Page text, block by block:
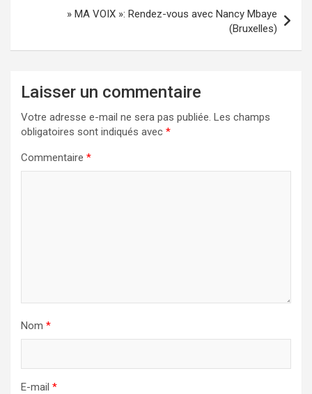
» MA VOIX »: Rendez-vous avec Nancy Mbaye
(Bruxelles)
Laisser un commentaire
Votre adresse e-mail ne sera pas publiée. Les champs
obligatoires sont indiqués avec *
Commentaire *
Nom *
E-mail *